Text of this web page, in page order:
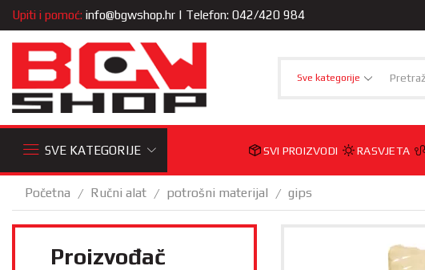
Upiti i pomoć: info@bgwshop.hr | Telefon: 042/420 984
Sve kategorije
SVE KATEGORIJE SVI PROIZVODI RASVJETA
Početna / Ručni alat / potrošni materijal / gips
Proizvođač